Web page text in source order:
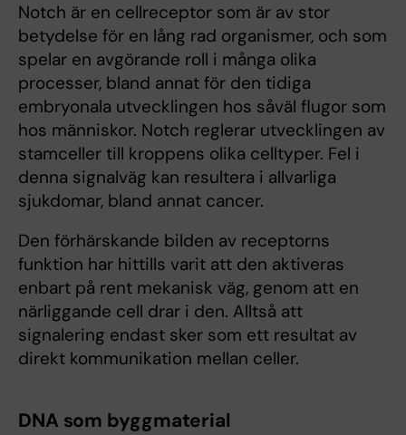
Notch är en cellreceptor som är av stor
betydelse för en lång rad organismer, och som
spelar en avgörande roll i många olika
processer, bland annat för den tidiga
embryonala utvecklingen hos såväl flugor som
hos människor. Notch reglerar utvecklingen av
stamceller till kroppens olika celltyper. Fel i
denna signalväg kan resultera i allvarliga
sjukdomar, bland annat cancer.
Den förhärskande bilden av receptorns
funktion har hittills varit att den aktiveras
enbart på rent mekanisk väg, genom att en
närliggande cell drar i den. Alltså att
signalering endast sker som ett resultat av
direkt kommunikation mellan celler.
DNA som byggmaterial